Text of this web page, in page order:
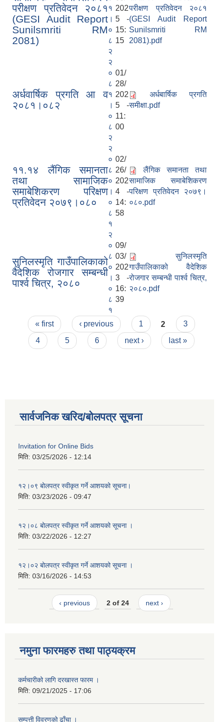
परीक्षण प्रतिवेदन २०८१
(GESI Audit Report
Sunilsmriti RM
2081)
१
।
०
८
२
202
5 -
15:
15
परीक्षण प्रतिवेदन २०८१
(GESI Audit Report
Sunilsmriti RM
2081).pdf
अर्धवार्षिक प्रगति आ व
२०८१।०८२
२
०
८
१
।
०
८
२
01/
28/
202
5 -
11:
00
अर्धबार्षिक प्रगति
समीक्षा.pdf
११.१४ लैंगिक समानता
तथा सामाजिक
समाबेशिकरण परिक्षण
प्रतिवेदन २०७९।०८०
२
०
८
०
।
०
८
१
02/
26/
202
4 -
14:
58
लैंगिक समानता तथा
सामाजिक समाबेशिकरण
परिक्षण प्रतिवेदन २०७९।
०८०.pdf
सुनिलस्मृति गाउँपालिकाको
वैदेशिक रोजगार सम्बन्धी
पार्श्व चित्र, २०८०
२
०
८
०
।
०
८
१
09/
03/
202
3 -
16:
39
सुनिलस्मृति
गाउँपालिकाको वैदेशिक
रोजगार सम्बन्धी पार्श्व चित्र,
२०८०.pdf
Pages
« first ‹ previous 1 2
3
4
5 6 next › last »
सार्वजनिक खरिद/बोलपत्र सूचना
Invitation for Online Bids
मिति: 03/25/2026 - 12:14
१२।०९ बोलपत्र स्वीकृत गर्ने आशयको सूचना।
मिति: 03/23/2026 - 09:47
१२।०८ बोलपत्र स्वीकृत गर्ने आशयको सूचना ।
मिति: 03/22/2026 - 12:27
१२।०२ बोलपत्र स्वीकृत गर्ने आशयको सूचना ।
मिति: 03/16/2026 - 14:53
‹ previous 2 of 24 next ›
नमुना फारमहरु तथा पाठ्यक्रम
कर्मचारीको लागि दरखास्त फारम ।
मिति: 09/21/2025 - 17:06
सम्पत्ती विवरणको ढाँचा ।